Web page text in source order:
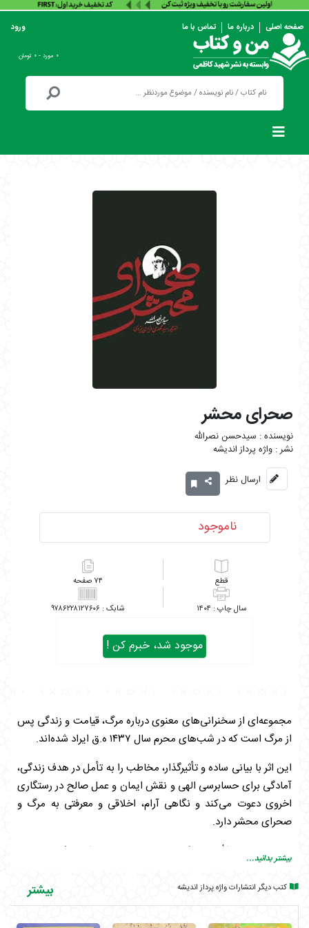
صفحه اصلی درباره ما تماس با ما ورود
۰ مورد - ۰ تومان
صحرای محشر
سیدحسن نصرالله
واژه پرداز اندیشه
ارسال نظر
ناموجود
۷۴
۱۴۰۴ ۹۷۸۶۲۲۸۱۲۷۶۰۶
موجود شد، خبرم کن !
مجموعه‌ای از سخنرانی‌های معنوی درباره مرگ، قیامت و زندگی پس
از مرگ است که در شب‌های محرم سال ۱۴۳۷ ه.ق ایراد شده‌اند.
این اثر با بیانی ساده و تأثیرگذار، مخاطب را به تأمل در هدف زندگی،
آمادگی برای حسابرسی الهی و نقش ایمان و عمل صالح در رستگاری
اخروی دعوت می‌کند و نگاهی آرام، اخلاقی و معرفتی به مرگ و
صحرای محشر دارد.
سید حسن نصرالله تنها یک رهبر سیاسی نیست؛ او متفکری دینی و
سخنوری آگاه به عمق مباحث اخلاقی، کلامی و معنوی نیز هست.
نصرالله در این سخنرانی‌ها نه با لحن حماسی و سیاسی، بلکه با لحنی
آرام، عمیق و تربیتی، به مهم‌ترین دغدغه وجودی بشر پرداخته است:
مرگ و آنچه پس از آن خواهد آمد. او در جایگاه یک واعظ آشنا با
بیشتر بدانید...
کتب دیگر انتشارات واژه پرداز اندیشه بیشتر